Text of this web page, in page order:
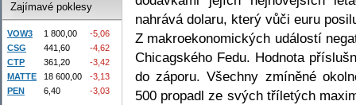
nahrává dolaru, který vůči euru
Z makroekonomických událostí
Chicagského Fedu. Hodnota
do záporu. Všechny zmíněné
500 propadl ze svých tříletých
Zajímavé poklesy
VOW3 1 800,00
-5,06
CSG
441,60
-4,62
CTP
361,20
-3,42
MATTE
18 600,00
-3,13
PEN
6,40 -3,03